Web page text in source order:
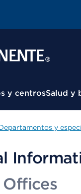
y centrosSalud y
y